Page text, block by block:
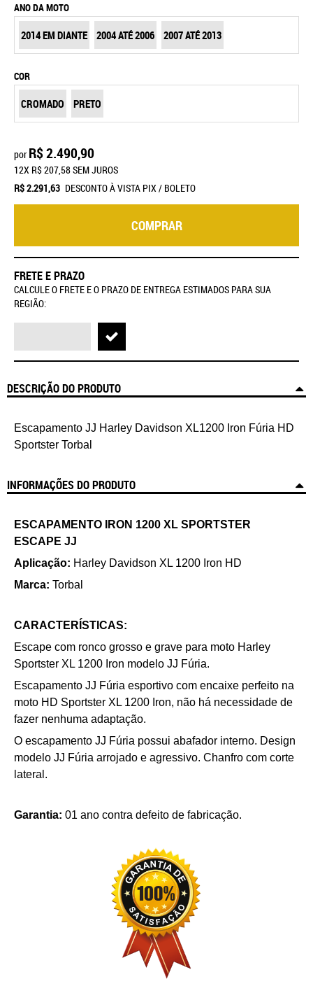
ANO DA MOTO
2014 EM DIANTE 2004 ATÉ 2006 2007 ATÉ 2013
COR
CROMADO PRETO
por R$ 2.490,90
R$ 2.291,63 DESCONTO À VISTA PIX / BOLETO
12X R$ 207,58SEM JUROS
COMPRAR
FRETE E PRAZO
CALCULE O FRETE E O PRAZO DE ENTREGA ESTIMADOS PARA SUA
REGIÃO:
DESCRIÇÃO DO PRODUTO
Escapamento JJ Harley Davidson XL1200 Iron Fúria HD
Sportster Torbal
INFORMAÇÕES DO PRODUTO
ESCAPAMENTO IRON 1200 XL SPORTSTER
ESCAPE JJ
Aplicação: Harley Davidson XL 1200 Iron HD
Marca: Torbal
CARACTERÍSTICAS:
Escape com ronco grosso e grave para moto Harley
Sportster XL 1200 Iron modelo JJ Fúria.
Escapamento JJ Fúria esportivo com encaixe perfeito na
moto HD Sportster XL 1200 Iron, não há necessidade de
fazer nenhuma adaptação.
O escapamento JJ Fúria possui abafador interno. Design
modelo JJ Fúria arrojado e agressivo. Chanfro com corte
lateral.
Garantia: 01 ano contra defeito de fabricação.